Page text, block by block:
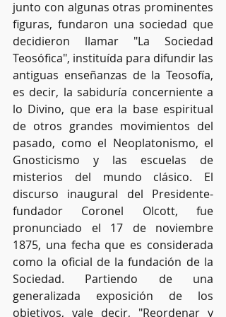
junto con algunas otras prominentes
figuras, fundaron una sociedad que
decidieron llamar "La Sociedad
Teosófica", instituída para difundir las
antiguas enseñanzas de la Teosofía,
es decir, la sabiduría concerniente a
lo Divino, que era la base espiritual
de otros grandes movimientos del
pasado, como el Neoplatonismo, el
Gnosticismo y las escuelas de
misterios del mundo clásico. El
discurso inaugural del Presidente-
fundador Coronel Olcott, fue
pronunciado el 17 de noviembre
1875, una fecha que es considerada
como la oficial de la fundación de la
Sociedad. Partiendo de una
generalizada exposición de los
objetivos, vale decir, "Reordenar y